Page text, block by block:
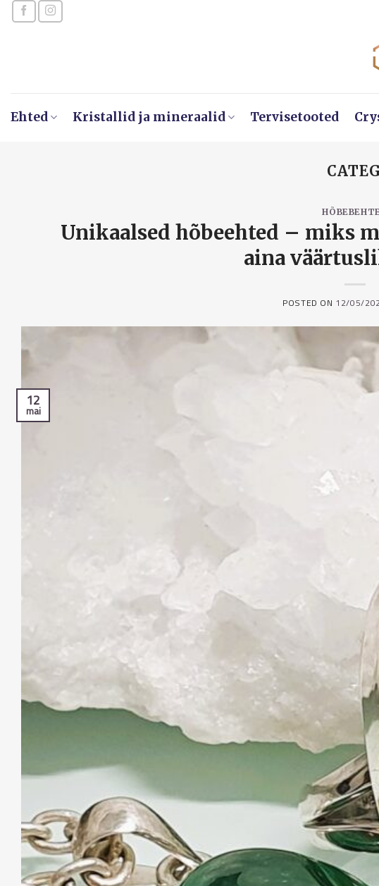
Skip
Ehted Kristallid ja mineraalid Tervisetooted
Unikaalsed hõbeehted – miks
aina
POSTED ON 12/05/
12
mai